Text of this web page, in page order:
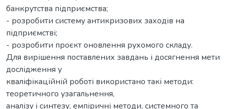
банкрутства підприємства;
- розробити систему антикризових заходів на
підприємстві;
- розробити проєкт оновлення рухомого складу.
Для вирішення поставлених завдань і досягнення мети
дослідження у
кваліфікаційній роботі використано такі методи:
теоретичного узагальнення,
аналізу і синтезу, емпіричні методи, системного та